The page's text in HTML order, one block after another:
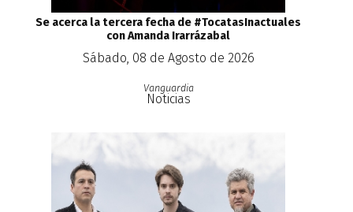
Se acerca la tercera fecha de #TocatasInactuales
con Amanda Irarrázabal
Sábado, 08 de Agosto de 2026
Vanguardia
Noticias